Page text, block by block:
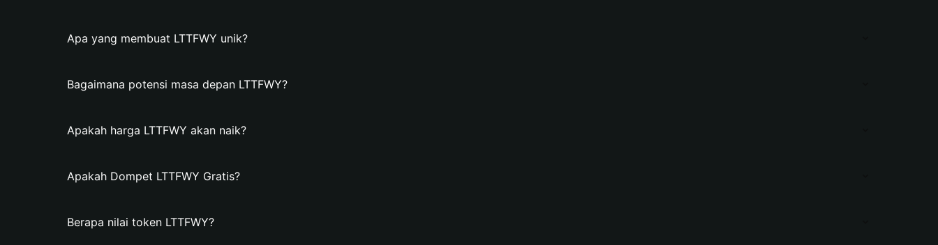
Apa yang membuat LTTFWY unik?
Bagaimana potensi masa depan LTTFWY?
Apakah harga LTTFWY akan naik?
Apakah Dompet LTTFWY Gratis?
Berapa nilai token LTTFWY?